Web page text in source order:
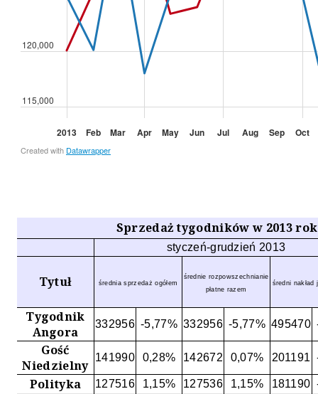
Sprzedaż tygodników w 2013
styczeń-grudzień 2013
Tytuł średnia sprzedaż ogółem
średnie rozpowszechnianie
płatne razem
średni nakład
Tygodnik
Angora
332956 -5,77% 332956 -5,77% 495470
Gość
Niedzielny
141990 0,28% 142672 0,07% 201191
Polityka 127516 1,15% 127536 1,15% 181190